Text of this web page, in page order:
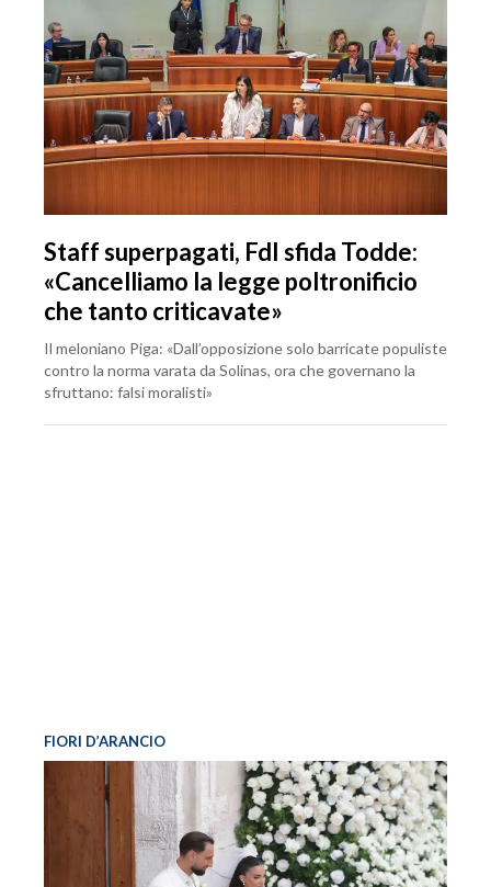
Staff superpagati, FdI sfida Todde:
«Cancelliamo la legge poltronificio
che tanto criticavate»
Il meloniano Piga: «Dall’opposizione solo barricate populiste
contro la norma varata da Solinas, ora che governano la
sfruttano: falsi moralisti»
FIORI D’ARANCIO